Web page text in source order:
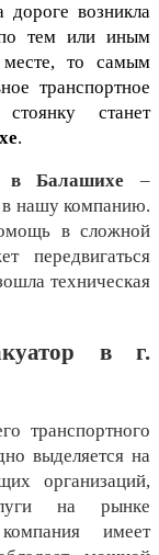
возникла
по тем или иным
то самым
транспортное
средство в автосервис или на стоянку станет
.
в Балашихе –
в нашу компанию.
в сложной
передвигаться
техническая
в г.
транспортного
выделяется на
организаций,
на рынке
имеет